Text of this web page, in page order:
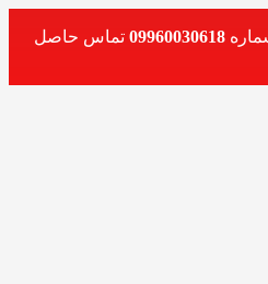
09960030618 تماس حاصل